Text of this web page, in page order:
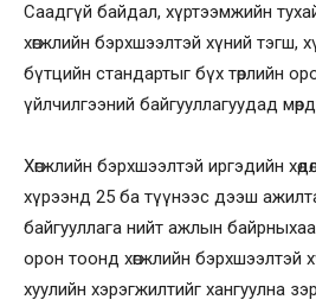
Саадгүй байдал, хүртээмжийн
хөгжлийн бэрхшээлтэй хүний тэгш,
бүтцийн стандартыг бүх төрлийн
үйлчилгээний байгууллагуудад
Хөгжлийн бэрхшээлтэй иргэдийн
хүрээнд 25 ба түүнээс дээш
байгууллага нийт ажлын байрныхаа
орон тоонд хөгжлийн бэрхшээлтэй
хуулийн хэрэгжилтийг хангуулна